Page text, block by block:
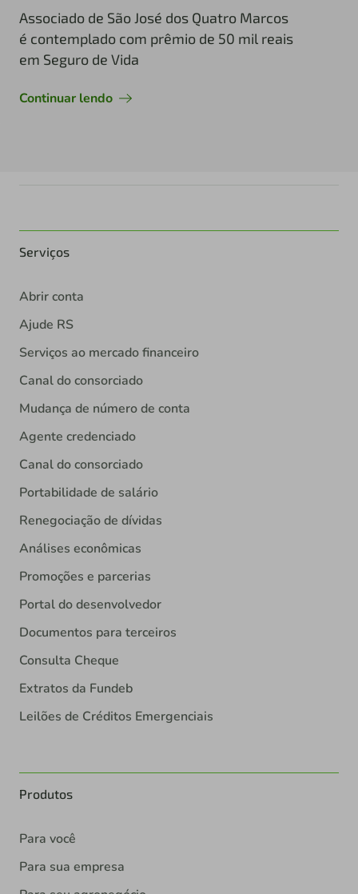
Associado de São José dos Quatro Marcos
é contemplado com prêmio de 50 mil reais
em Seguro de Vida
Continuar lendo
Serviços
Abrir conta
Ajude RS
Serviços ao mercado financeiro
Canal do consorciado
Mudança de número de conta
Agente credenciado
Canal do consorciado
Portabilidade de salário
Renegociação de dívidas
Análises econômicas
Promoções e parcerias
Portal do desenvolvedor
Documentos para terceiros
Consulta Cheque
Extratos da Fundeb
Leilões de Créditos Emergenciais
Produtos
Para você
Para sua empresa